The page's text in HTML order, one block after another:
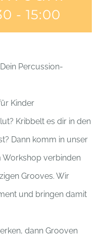
- 15:00
Percussion-
Kinder
Kribbelt es dir in den
Dann komm in unser
Workshop verbinden
Grooves. Wir
und bringen damit
dann Grooven